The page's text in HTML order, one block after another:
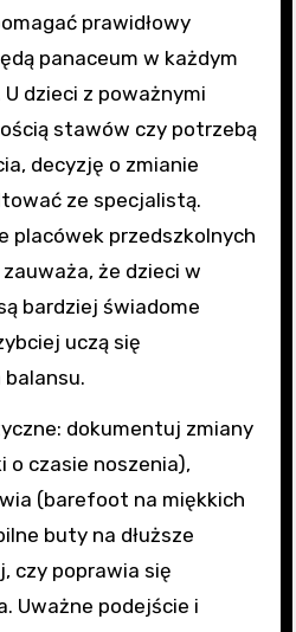
prawidłowy
panaceum w każdym
dzieci z poważnymi
stawów czy potrzebą
decyzję o zmianie
ze specjalistą.
placówek przedszkolnych
że dzieci w
bardziej świadome
uczą się
dokumentuj zmiany
czasie noszenia),
(barefoot na miękkich
buty na dłuższe
czy poprawia się
Uważne podejście i